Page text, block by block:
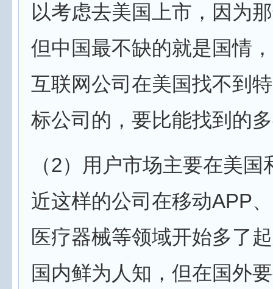
以考虑去美国上市，因为
但中国最不缺的就是国情
互联网公司在美国找不到
标公司的，要比能找到的
（2）用户市场主要在美
近这样的公司在移动APP
医疗器械等领域开始多了
国内鲜为人知，但在国外